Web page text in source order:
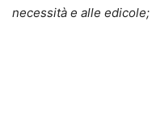
necessità e alle edicole;